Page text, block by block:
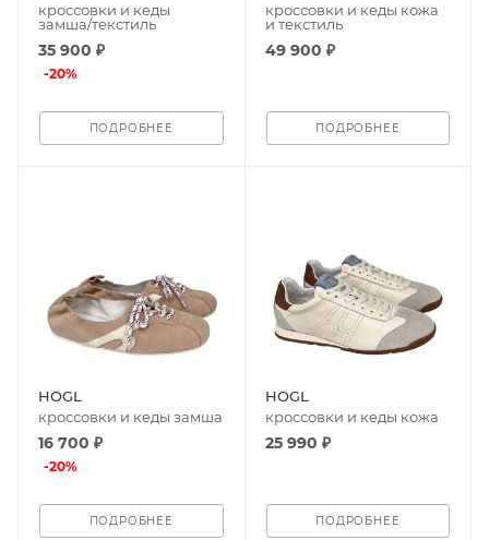
кроссовки и кеды
замша/текстиль
35 900 ₽
-20%
ПОДРОБНЕЕ
кроссовки и кеды кожа
и текстиль
49 900 ₽
ПОДРОБНЕЕ
HOGL
кроссовки и кеды замша
16 700 ₽
-20%
ПОДРОБНЕЕ
HOGL
кроссовки и кеды кожа
25 990 ₽
ПОДРОБНЕЕ